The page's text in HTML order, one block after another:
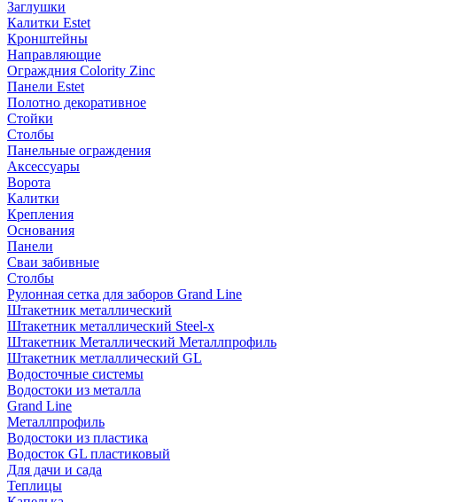
Заглушки
Калитки Estet
Кронштейны
Направляющие
Ограждния Colority Zinc
Панели Estet
Полотно декоративное
Стойки
Столбы
Панельные ограждения
Аксессуары
Ворота
Калитки
Крепления
Основания
Панели
Сваи забивные
Столбы
Рулонная сетка для заборов Grand Line
Штакетник металлический
Штакетник металлический Steel-x
Штакетник Металлический Металлпрофиль
Штакетник метлаллический GL
Водосточные системы
Водостоки из металла
Grand Line
Металлпрофиль
Водостоки из пластика
Водосток GL пластиковый
Для дачи и сада
Теплицы